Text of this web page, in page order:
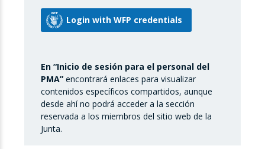
En “Inicio de sesión para el personal del
PMA” encontrará enlaces para visualizar
contenidos específicos compartidos, aunque
desde ahí no podrá acceder a la sección
reservada a los miembros del sitio web de la
Junta.